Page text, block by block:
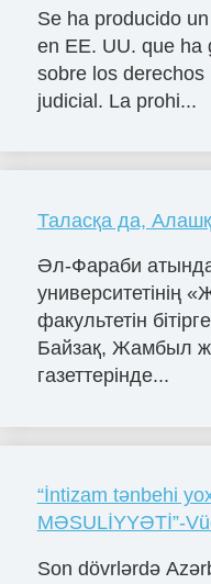
Se ha producido
en EE. UU. que ha
sobre los
judicial. La prohi...
Таласқа да,
Әл-Фараби
университетінің
факультетін
Байзақ, Жамбыл
газеттерінде...
“İntizam tənbehi
MƏSULİYYƏTİ”-
Son dövrlərdə